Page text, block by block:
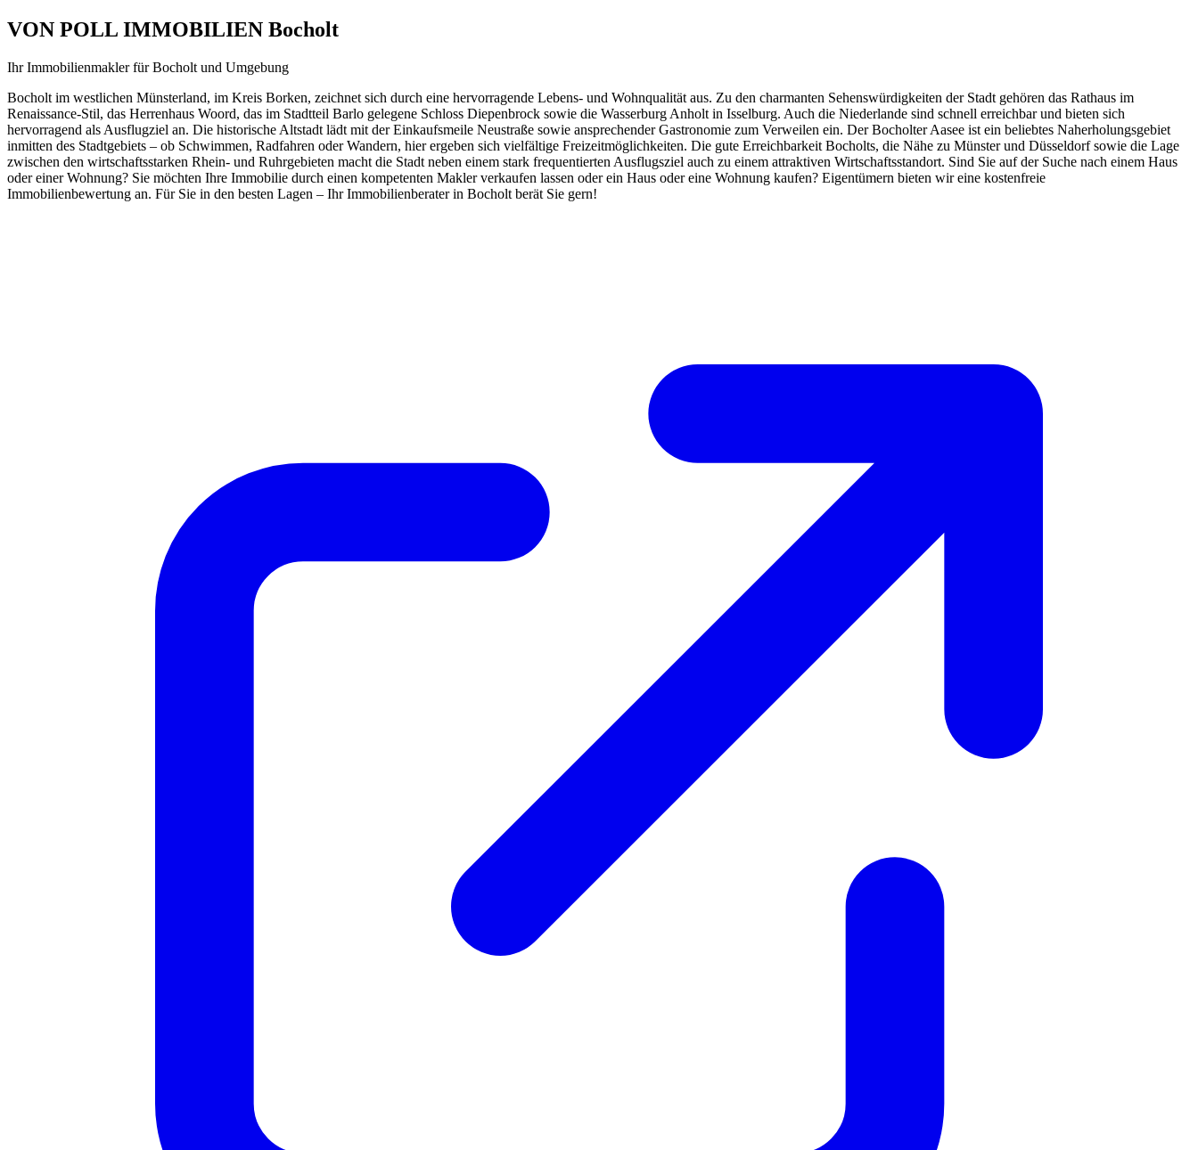
VON POLL IMMOBILIEN Bocholt
Ihr Immobilienmakler für Bocholt und Umgebung
Bocholt im westlichen Münsterland, im Kreis Borken, zeichnet sich durch eine hervorragende Lebens- und Wohnqualität aus. Zu den charmanten Sehenswürdigkeiten der Stadt gehören das Rathaus im
Renaissance-Stil, das Herrenhaus Woord, das im Stadtteil Barlo gelegene Schloss Diepenbrock sowie die Wasserburg Anholt in Isselburg. Auch die Niederlande sind schnell erreichbar und bieten sich
hervorragend als Ausflugziel an. Die historische Altstadt lädt mit der Einkaufsmeile Neustraße sowie ansprechender Gastronomie zum Verweilen ein. Der Bocholter Aasee ist ein beliebtes Naherholungsgebiet
inmitten des Stadtgebiets – ob Schwimmen, Radfahren oder Wandern, hier ergeben sich vielfältige Freizeitmöglichkeiten. Die gute Erreichbarkeit Bocholts, die Nähe zu Münster und Düsseldorf sowie die Lage
zwischen den wirtschaftsstarken Rhein- und Ruhrgebieten macht die Stadt neben einem stark frequentierten Ausflugsziel auch zu einem attraktiven Wirtschaftsstandort. Sind Sie auf der Suche nach einem Haus
oder einer Wohnung? Sie möchten Ihre Immobilie durch einen kompetenten Makler verkaufen lassen oder ein Haus oder eine Wohnung kaufen? Eigentümern bieten wir eine kostenfreie
Immobilienbewertung an. Für Sie in den besten Lagen – Ihr Immobilienberater in Bocholt berät Sie gern!